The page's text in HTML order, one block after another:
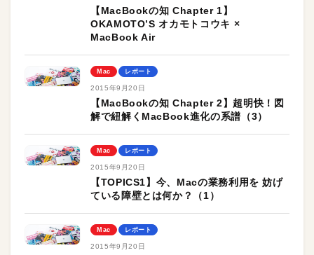
【MacBookの知 Chapter 1】
OKAMOTO’S オカモトコウキ ×
MacBook Air
Mac レポート
2015年9月20日
【MacBookの知 Chapter 2】超明快！図
解で紐解くMacBook進化の系譜（3）
Mac レポート
2015年9月20日
【TOPICS1】今、Macの業務利用を 妨げ
ている障壁とは何か？（1）
Mac レポート
2015年9月20日